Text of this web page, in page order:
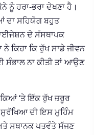
ਨੂੰ ਹਰਾ-ਭਰਾ ਦੇਖਣਾ ਹੈ।
ਸਹਿਯੋਗ ਬਹੁਤ
ਦੇ ਸੰਸਥਾਪਕ
ਕਿਹਾ ਕਿ ਰੁੱਖ ਸਾਡੇ ਜੀਵਨ
ਨਾ ਕੀਤੀ ਤਾਂ ਆਉਣ
‘ਤੇ ਇੱਕ ਰੁੱਖ ਜ਼ਰੂਰ
ਸੁਰੱਖਿਆ ਦੀ ਇਸ ਮੁਹਿੰਮ
ਸਥਾਨਕ ਪਤਵੰਤੇ ਸੱਜਣ